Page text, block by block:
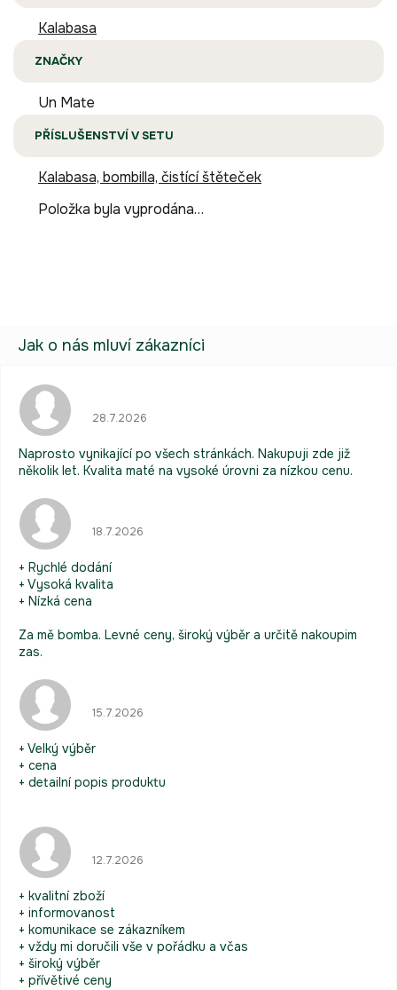
Kalabasa
ZNAČKY
Un Mate
PŘÍSLUŠENSTVÍ V SETU
Kalabasa, bombilla, čistící štěteček
Položka byla vyprodána…
28.7.2026
Naprosto vynikající po všech stránkách. Nakupuji zde již
několik let. Kvalita maté na vysoké úrovni za nízkou cenu.
18.7.2026
+ Rychlé dodání
+ Vysoká kvalita
+ Nízká cena
Za mě bomba. Levné ceny, široký výběr a určitě nakoupim
zas.
15.7.2026
+ Velký výběr
+ cena
+ detailní popis produktu
12.7.2026
+ kvalitní zboží
+ informovanost
+ komunikace se zákazníkem
+ vždy mi doručili vše v pořádku a včas
+ široký výběr
+ přívětivé ceny